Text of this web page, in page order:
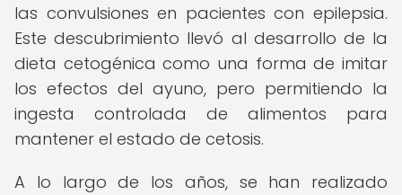
las convulsiones en pacientes con epilepsia.
Este descubrimiento llevó al desarrollo de la
dieta cetogénica como una forma de imitar
los efectos del ayuno, pero permitiendo la
ingesta controlada de alimentos para
mantener el estado de cetosis.
A lo largo de los años, se han realizado